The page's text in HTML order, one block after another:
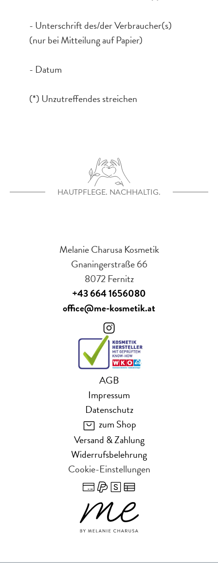
- Unterschrift des/der Verbraucher(s)
(nur bei Mitteilung auf Papier)
- Datum
(*) Unzutreffendes streichen
HAUTPFLEGE. NACHHALTIG.
Melanie Charusa Kosmetik
Gnaningerstraße 66
8072 Fernitz
+43 664 1656080
office@me-kosmetik.at
zum Shop
Versand & Zahlung
Widerrufsbelehrung
Cookie-Einstellungen
AGB
Impressum
Datenschutz